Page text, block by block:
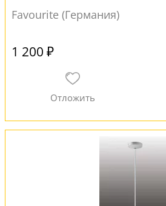
Favourite (Германия)
1 200 ₽